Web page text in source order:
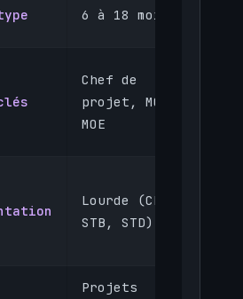
6 à 18 mois
Chef de
projet, MOA,
MOE
Lourde (CDC,
STB, STD)
Projets